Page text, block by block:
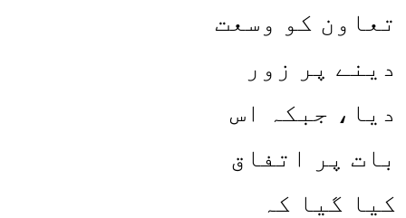
تعاون کو وسعت
دینے پر زور
دیا، جبکہ اس
بات پر اتفاق
کیا گیا کہ